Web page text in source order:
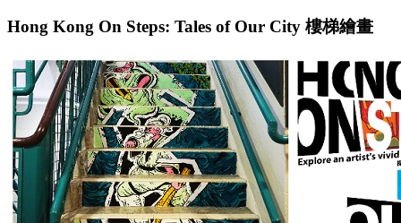
Hong Kong On Steps: Tales of Our City 樓梯繪畫